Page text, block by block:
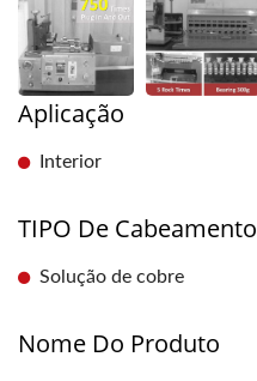
Aplicação
Interior
TIPO De Cabeamento
Solução de cobre
Nome Do Produto